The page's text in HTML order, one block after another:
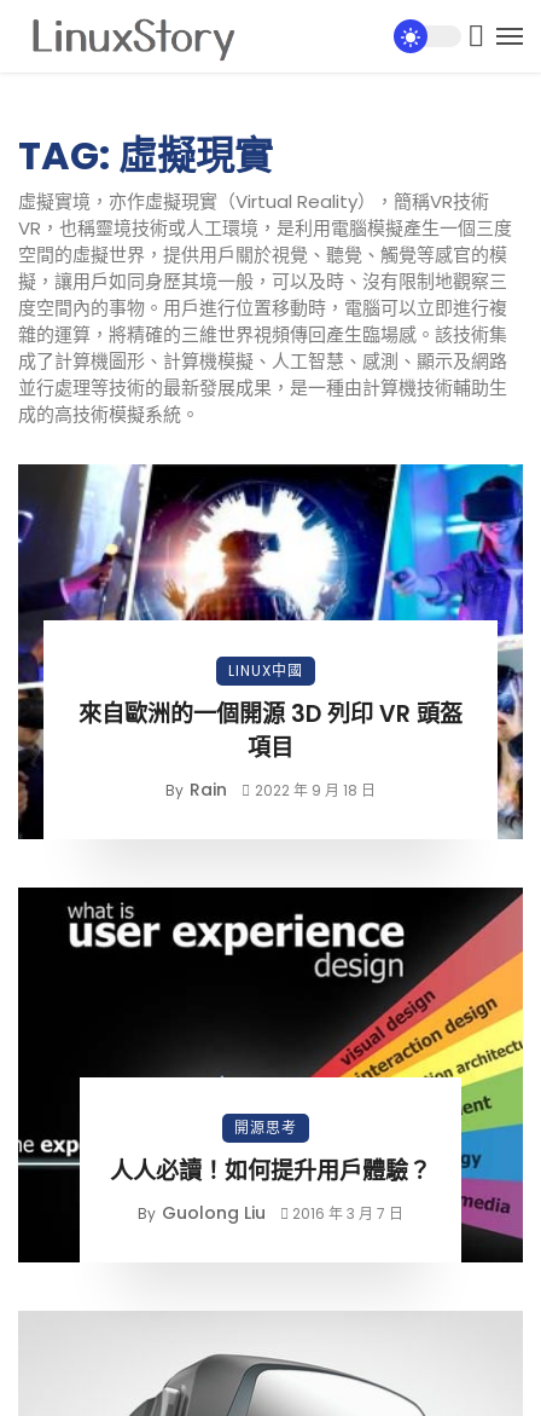
TAG: 虛擬現實
虛擬實境，亦作虛擬現實（Virtual Reality），簡稱VR技術
VR，也稱靈境技術或人工環境，是利用電腦模擬產生一個三度
空間的虛擬世界，提供用戶關於視覺、聽覺、觸覺等感官的模
擬，讓用戶如同身歷其境一般，可以及時、沒有限制地觀察三
度空間內的事物。用戶進行位置移動時，電腦可以立即進行複
雜的運算，將精確的三維世界視頻傳回產生臨場感。該技術集
成了計算機圖形、計算機模擬、人工智慧、感測、顯示及網路
並行處理等技術的最新發展成果，是一種由計算機技術輔助生
成的高技術模擬系統。
LINUX中國
來自歐洲的一個開源 3D 列印 VR 頭盔
項目
By Rain 2022 年 9 月 18 日
開源思考
人人必讀！如何提升用戶體驗？
By Guolong Liu 2016 年 3 月 7 日